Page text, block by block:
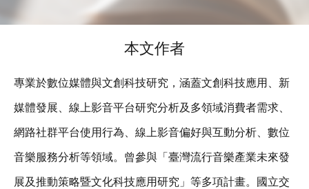
本文作者
專業於數位媒體與文創科技研究，涵蓋文創科技應用、新
媒體發展、線上影音平台研究分析及多領域消費者需求、
網路社群平台使用行為、線上影音偏好與互動分析、數位
音樂服務分析等領域。曾參與「臺灣流行音樂產業未來發
展及推動策略暨文化科技應用研究」等多項計畫。國立交